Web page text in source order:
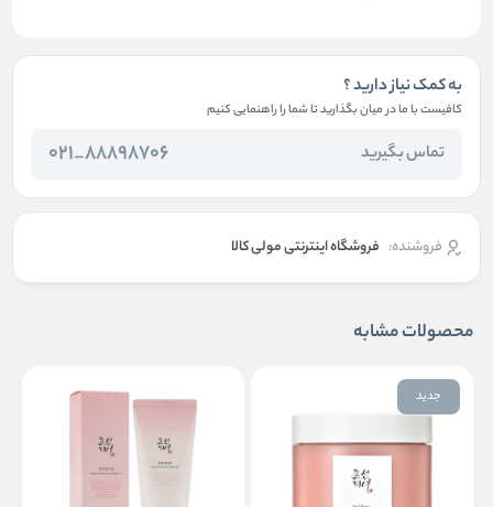
به کمک نیاز دارید ؟
کافیست با ما در میان بگذارید تا شما را راهنمایی کنیم
تماس بگیرید 88898706_021
فروشنده: فروشگاه اینترنتی مولی کالا
محصولات مشابه
جدید